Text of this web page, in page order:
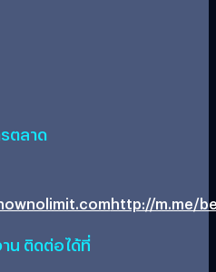
ตลาด
http://m.me/
น ติดต่อได้ที่